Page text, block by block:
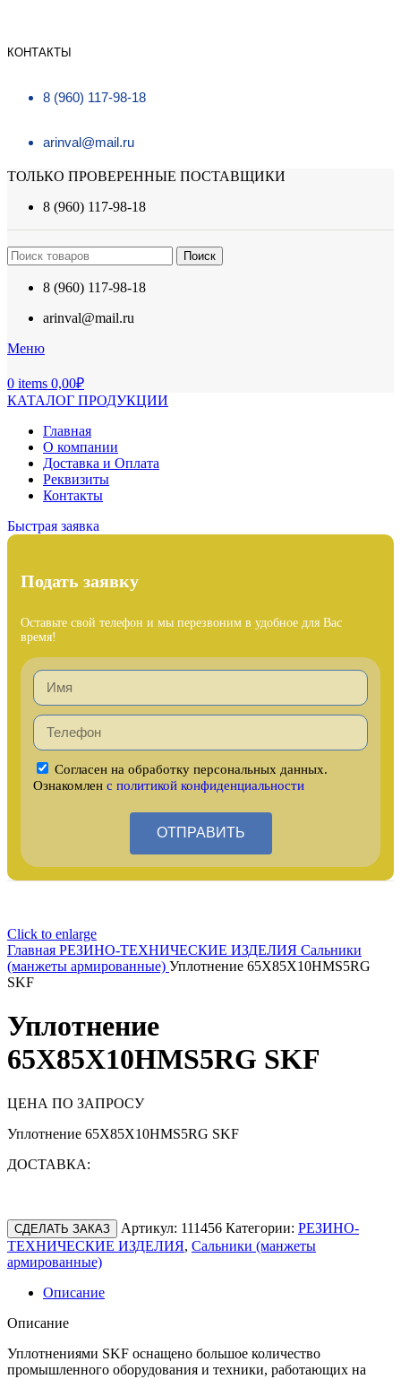
КОНТАКТЫ
8 (960) 117-98-18
arinval@mail.ru
ТОЛЬКО ПРОВЕРЕННЫЕ ПОСТАВЩИКИ
8 (960) 117-98-18
Поиск
8 (960) 117-98-18
arinval@mail.ru
Меню
0 items 0,00₽
КАТАЛОГ ПРОДУКЦИИ
Главная
О компании
Доставка и Оплата
Реквизиты
Контакты
Быстрая заявка
Подать заявку
Оставьте свой телефон и мы перезвоним в удобное для Вас
время!
Согласен на обработку персональных данных.
Ознакомлен с политикой конфиденциальности
ОТПРАВИТЬ
Click to enlarge
Главная РЕЗИНО-ТЕХНИЧЕСКИЕ ИЗДЕЛИЯ Сальники
(манжеты армированные) Уплотнение 65X85X10HMS5RG
SKF
Уплотнение
65X85X10HMS5RG SKF
ЦЕНА ПО ЗАПРОСУ
Уплотнение 65X85X10HMS5RG SKF
ДОСТАВКА:
СДЕЛАТЬ ЗАКАЗ Артикул: 111456 Категории: РЕЗИНО-
ТЕХНИЧЕСКИЕ ИЗДЕЛИЯ, Сальники (манжеты
армированные)
Описание
Описание
Уплотнениями SKF оснащено большое количество
промышленного оборудования и техники, работающих на